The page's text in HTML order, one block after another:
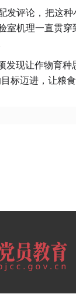
发评论，把这种
室机理一直贯
发现让作物育种
标迈进，让粮